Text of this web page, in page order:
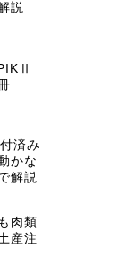
説
済み
かな
解説
肉類
産注